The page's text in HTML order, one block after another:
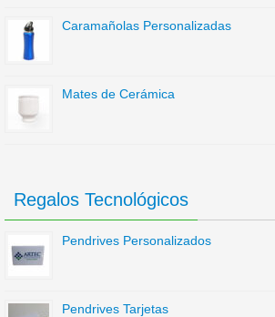
Caramañolas Personalizadas
Mates de Cerámica
Regalos Tecnológicos
Pendrives Personalizados
Pendrives Tarjetas